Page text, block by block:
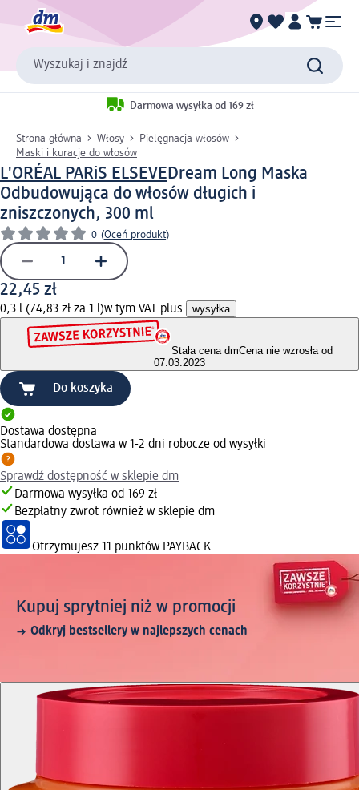
Wyszukaj i znajdź
Darmowa wysyłka od 169 zł
Strona główna Włosy
Pielęgnacja włosów
Maski i kuracje do włosów
L'ORÉAL PARiS ELSEVEDream Long Maska
Odbudowująca do włosów długich i
zniszczonych, 300 ml
0 (Oceń produkt)
22,45 zł
0,3 l (74,83 zł za 1 l)w tym VAT plus wysyłka
Stała cena dmCena nie wzrosła od
07.03.2023
Do koszyka
Dostawa dostępna
Standardowa dostawa w 1-2 dni robocze od wysyłki
Sprawdź dostępność w sklepie dm
Darmowa wysyłka od 169 zł
Bezpłatny zwrot również w sklepie dm
Otrzymujesz 11 punktów PAYBACK
Kupuj sprytniej niż w promocji
Odkryj bestsellery w najlepszych cenach